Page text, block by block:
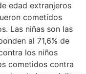
edad extranjeros
cometidos
Las niñas son las
al 71,6% de
los niños
cometidos contra